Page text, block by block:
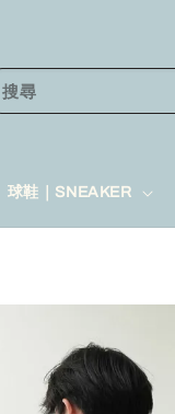
搜尋
球鞋｜SNEAKER